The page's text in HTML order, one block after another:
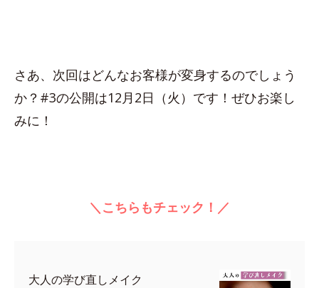
さあ、次回はどんなお客様が変身するのでしょう
か？#3の公開は12月2日（火）です！ぜひお楽し
みに！
＼こちらもチェック！／
大人の学び直しメイク